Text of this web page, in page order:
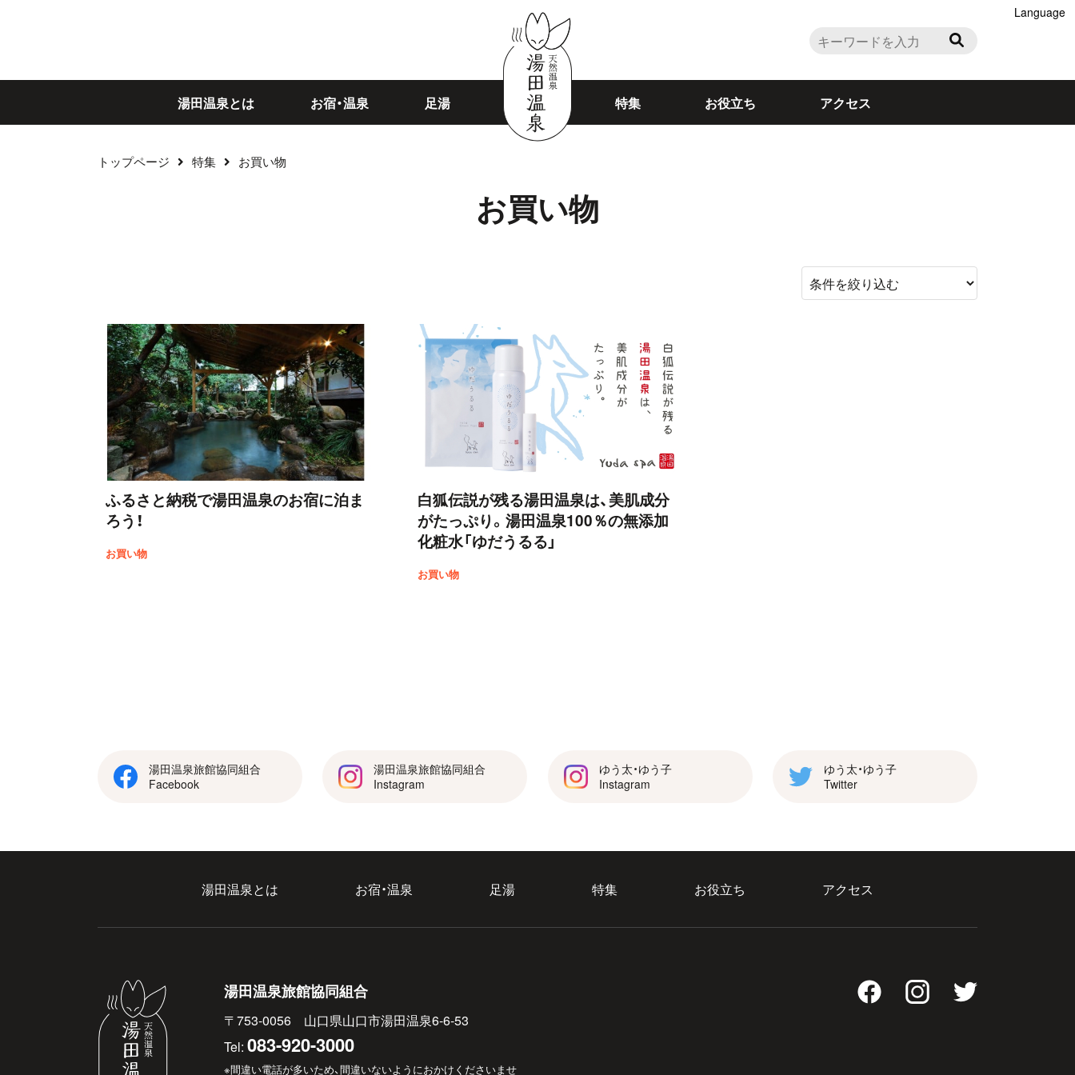
湯田温泉とは お宿・温泉 足湯 特集 お役立ち アクセス
Language
トップページ 特集 お買い物
お買い物
ふるさと納税で湯田温泉のお宿に泊ま
ろう！
お買い物
白狐伝説が残る湯田温泉は、美肌成分
がたっぷり。湯田温泉100％の無添加
化粧水「ゆだうるる」
お買い物
湯田温泉旅館協同組合
Facebook
湯田温泉旅館協同組合
Instagram
ゆう太・ゆう子
Instagram
ゆう太・ゆう子
Twitter
湯田温泉とは お宿・温泉 足湯 特集 お役立ち アクセス
湯田温泉旅館協同組合
〒753-0056 山口県山口市湯田温泉6-6-53
Tel: 083-920-3000
※間違い電話が多いため、間違いないようにおかけくださいませ